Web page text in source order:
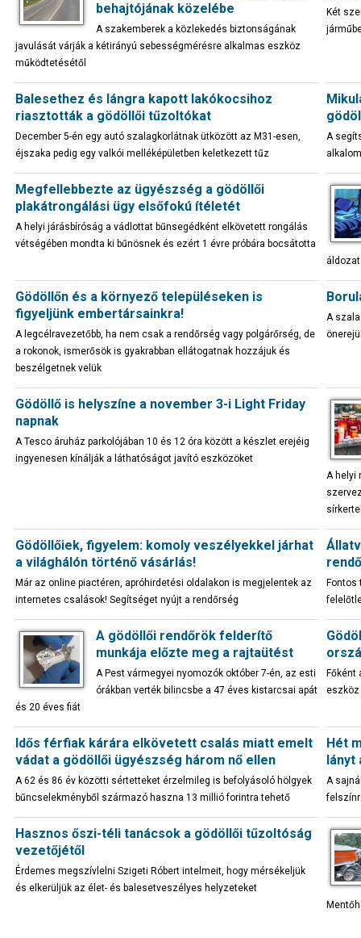
behajtójának közelébe
A szakemberek a közlekedés biztonságának
javulását várják a kétirányú sebességmérésre alkalmas eszköz
működtetésétől
Két
Balesethez és lángra kapott lakókocsihoz
riasztották a gödöllői tűzoltókat
December 5-én egy autó szalagkorlátnak ütközött az M31-esen,
éjszaka pedig egy valkói melléképületben keletkezett tűz
A
Megfellebbezte az ügyészség a gödöllői
plakátrongálási ügy elsőfokú ítéletét
A helyi járásbíróság a vádlottat bűnsegédként elkövetett rongálás
vétségében mondta ki bűnösnek és ezért 1 évre próbára bocsátotta
Gödöllőn és a környező településeken is
figyeljünk embertársainkra!
A legcélravezetőbb, ha nem csak a rendőrség vagy polgárőrség, de
a rokonok, ismerősök is gyakrabban ellátogatnak hozzájuk és
beszélgetnek velük
A
Gödöllő is helyszíne a november 3-i Light Friday
napnak
A Tesco áruház parkolójában 10 és 12 óra között a készlet erejéig
ingyenesen kínálják a láthatóságot javító eszközöket
A helyi
Gödöllőiek, figyelem: komoly veszélyekkel járhat
a világhálón történő vásárlás!
Már az online piactéren, apróhirdetési oldalakon is megjelentek az
internetes csalások! Segítséget nyújt a rendőrség
Fontos
A gödöllői rendőrök felderítő
munkája előzte meg a rajtaütést
A Pest vármegyei nyomozók október 7-én, az esti
órákban verték bilincsbe a 47 éves kistarcsai apát
és 20 éves fiát
Főként
eszköz
Idős férfiak kárára elkövetett csalás miatt emelt
vádat a gödöllői ügyészség három nő ellen
A 62 és 86 év közötti sértetteket érzelmileg is befolyásoló hölgyek
bűncselekményből származó haszna 13 millió forintra tehető
Hét
lányt
A
Hasznos őszi-téli tanácsok a gödöllői tűzoltóság
vezetőjétől
Érdemes megszívlelni Szigeti Róbert intelmeit, hogy mérsékeljük
és elkerüljük az élet- és balesetveszélyes helyzeteket